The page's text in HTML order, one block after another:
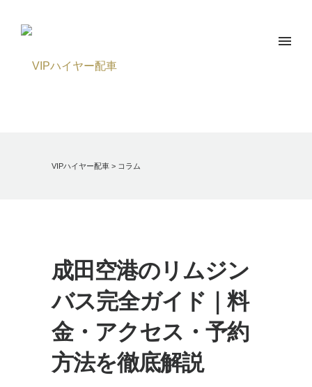
VIPハイヤー配車 > コラム
成田空港のリムジン
バス完全ガイド｜料
金・アクセス・予約
方法を徹底解説